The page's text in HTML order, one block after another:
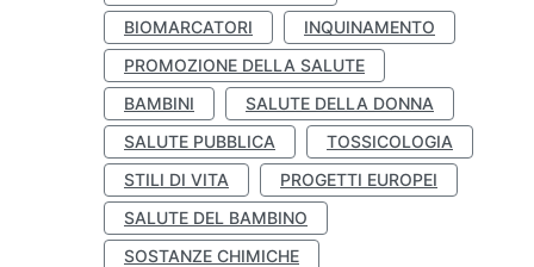
BIOMARCATORI
INQUINAMENTO
PROMOZIONE DELLA SALUTE
BAMBINI
SALUTE DELLA DONNA
SALUTE PUBBLICA
TOSSICOLOGIA
STILI DI VITA
PROGETTI EUROPEI
SALUTE DEL BAMBINO
SOSTANZE CHIMICHE